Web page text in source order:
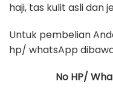
haji, tas kulit asli dan
Untuk pembelian
hp/ whatsApp
No HP/